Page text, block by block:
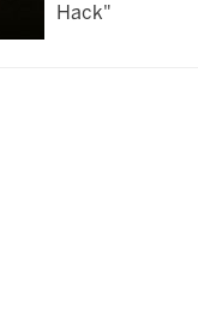
Hack"